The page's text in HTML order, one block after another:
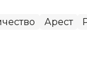
Арест